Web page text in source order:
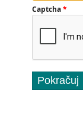
Captcha*
Pokračuj